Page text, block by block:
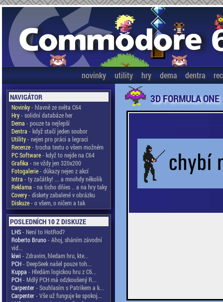
novinky utility hry dema dentra
NAVIGÁTOR
Novinky- hlavně ze světa C64
Hry- solidní databáze her
Dema - pouze ta nejlepší
Dentra - když stačí jeden soubor
Utility- nejen pro práci a legraci
Recenze- trocha textu o všem možném
PC Software- když to nejde na C64
Grafika - ne vždy jen 320x200
Fotogalerie- důkazy nejen z akcí
Intra - ty začátky! ... a mnohdy několik
Reklama - na ticho dňies .. a na hry taky
Covery- diskety zabalené v obrázku
Diskuze- o všem, o ničem a tak
POSLEDNÍCH 10 Z DISKUZE
LHS- Není to HotRod?
Roberto Bruno- Ahoj, sháním závodní
vid...
kiwi - Zdravim, hledam hru, kte...
PCH- DeepSeek našel pouze toh...
Kuppa - Hledám logickou hru z C6...
PCH- Mdlý PCH má odzkoušený R...
Carpenter- Souhlasím s Patrikem a k...
Carpenter- Vše už funguje ke spokoj...
3D FORMULA ONE